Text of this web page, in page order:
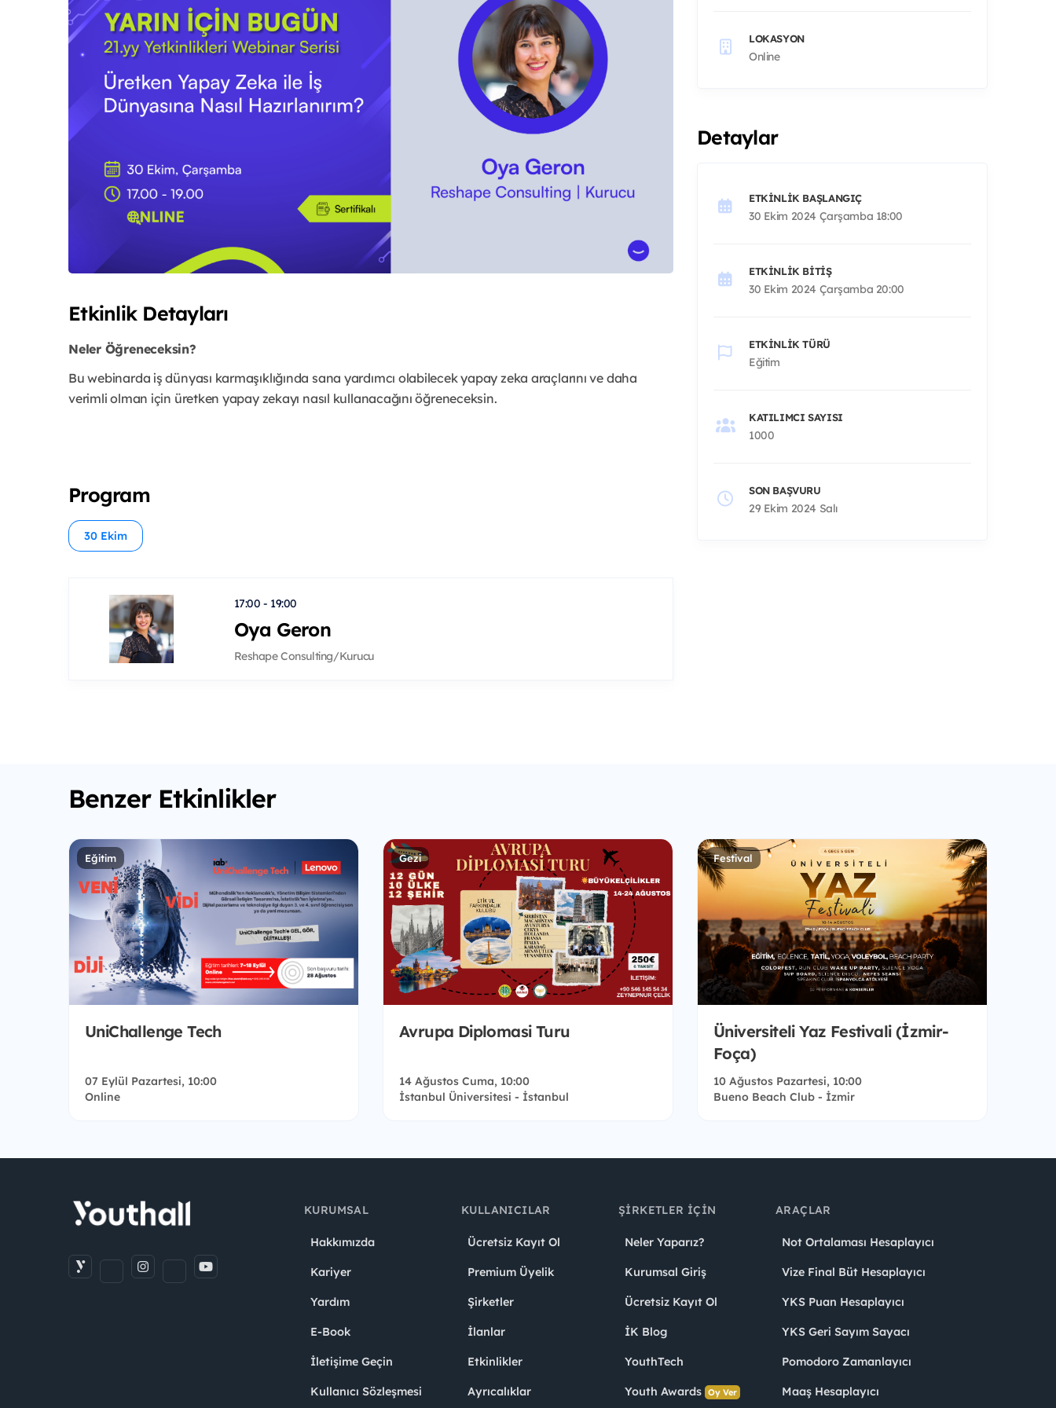
Etkinlik Detayları
Neler Öğreneceksin?
Bu webinarda iş dünyası karmaşıklığında sana yardımcı olabilecek yapay zeka araçlarını ve daha
verimli olman için üretken yapay zekayı nasıl kullanacağını öğreneceksin.
Program
30 Ekim
17:00 - 19:00
Oya Geron
Reshape Consulting/Kurucu
LOKASYON
Online
Detaylar
ETKINLIK BAŞLANGIÇ
30 Ekim 2024 Çarşamba 18:00
ETKINLIK BITIŞ
30 Ekim 2024 Çarşamba 20:00
ETKINLIK TÜRÜ
Eğitim
KATILIMCI SAYISI
1000
SON BAŞVURU
29 Ekim 2024 Salı
Benzer Etkinlikler
Eğitim
UniChallenge Tech
07 Eylül Pazartesi, 10:00
Online
Gezi
Avrupa Diplomasi Turu
14 Ağustos Cuma, 10:00
İstanbul Üniversitesi - İstanbul
Festival
Üniversiteli Yaz Festivali (İzmir-
Foça)
10 Ağustos Pazartesi, 10:00
Bueno Beach Club - İzmir
KURUMSAL
Hakkımızda
Kariyer
Yardım
E-Book
İletişime Geçin
Kullanıcı Sözleşmesi
KULLANICILAR
Ücretsiz Kayıt Ol
Premium Üyelik
Şirketler
İlanlar
Etkinlikler
Ayrıcalıklar
ŞIRKETLER İÇIN
Neler Yaparız?
Kurumsal Giriş
Ücretsiz Kayıt Ol
İK Blog
YouthTech
Youth Awards Oy Ver
ARAÇLAR
Not Ortalaması Hesaplayıcı
Vize Final Büt Hesaplayıcı
YKS Puan Hesaplayıcı
YKS Geri Sayım Sayacı
Pomodoro Zamanlayıcı
Maaş Hesaplayıcı